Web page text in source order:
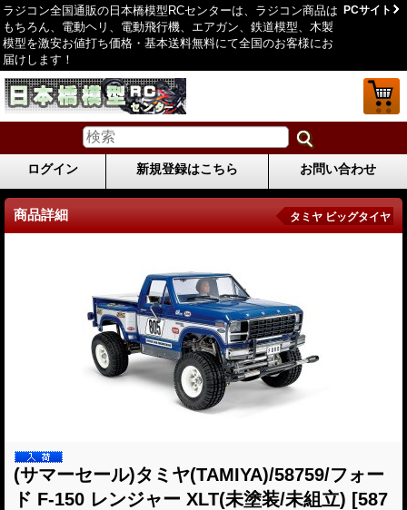
ラジコン全国通販の日本橋模型RCセンターは、ラジコン商品は
もちろん、電動ヘリ、電動飛行機、エアガン、鉄道模型、木製
模型を激安お値打ち価格・基本送料無料にて全国のお客様にお
届けします！
PCサイト
ログイン 新規登録はこちら お問い合わせ
商品詳細 タミヤ ビッグタイヤ
(サマーセール)タミヤ(TAMIYA)/58759/フォー
ド F-150 レンジャー XLT(未塗装/未組立) [587